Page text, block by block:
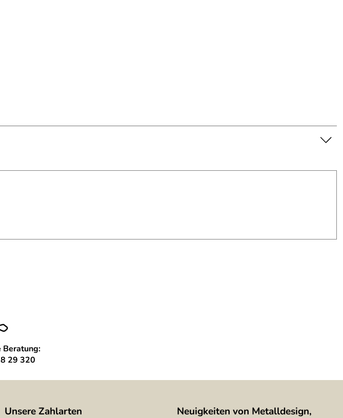
Beratung:
29 320
Unsere Zahlarten
Neuigkeiten von Metalldesign,